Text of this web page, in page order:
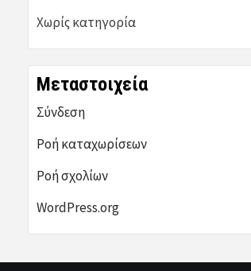
Χωρίς κατηγορία
Μεταστοιχεία
Σύνδεση
Ροή καταχωρίσεων
Ροή σχολίων
WordPress.org